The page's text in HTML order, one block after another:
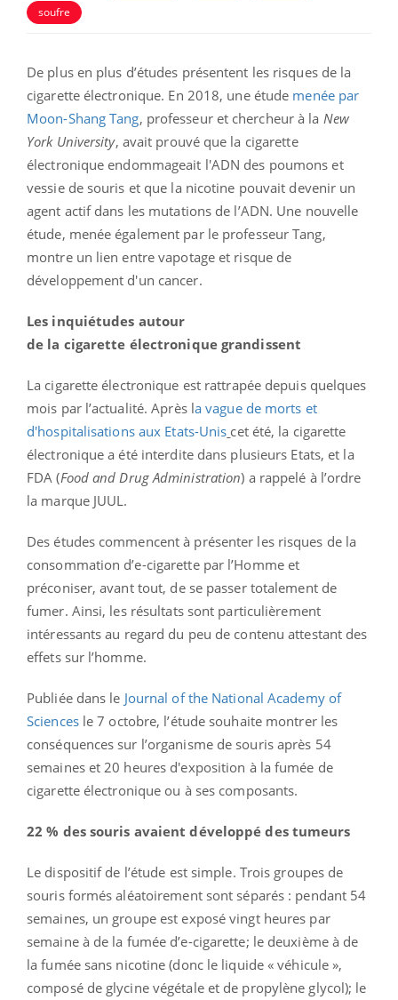
soufre
De plus en plus d’études présentent les risques de la
cigarette électronique. En 2018, une étude menée par
Moon-Shang Tang, professeur et chercheur à la New
York University, avait prouvé que la cigarette
électronique endommageait l'ADN des poumons et
vessie de souris et que la nicotine pouvait devenir un
agent actif dans les mutations de l’ADN. Une nouvelle
étude, menée également par le professeur Tang,
montre un lien entre vapotage et risque de
développement d'un cancer.
Les inquiétudes autour
de la cigarette électronique grandissent
La cigarette électronique est rattrapée depuis quelques
mois par l’actualité. Après la vague de morts et
d'hospitalisations aux Etats-Unis cet été, la cigarette
électronique a été interdite dans plusieurs Etats, et la
FDA (Food and Drug Administration) a rappelé à l’ordre
la marque JUUL.
Des études commencent à présenter les risques de la
consommation d’e-cigarette par l’Homme et
préconiser, avant tout, de se passer totalement de
fumer. Ainsi, les résultats sont particulièrement
intéressants au regard du peu de contenu attestant des
effets sur l’homme.
Publiée dans le Journal of the National Academy of
Sciences le 7 octobre, l’étude souhaite montrer les
conséquences sur l’organisme de souris après 54
semaines et 20 heures d'exposition à la fumée de
cigarette électronique ou à ses composants.
22 % des souris avaient développé des tumeurs
Le dispositif de l’étude est simple. Trois groupes de
souris formés aléatoirement sont séparés : pendant 54
semaines, un groupe est exposé vingt heures par
semaine à de la fumée d’e-cigarette; le deuxième à de
la fumée sans nicotine (donc le liquide « véhicule »,
composé de glycine végétale et de propylène glycol); le